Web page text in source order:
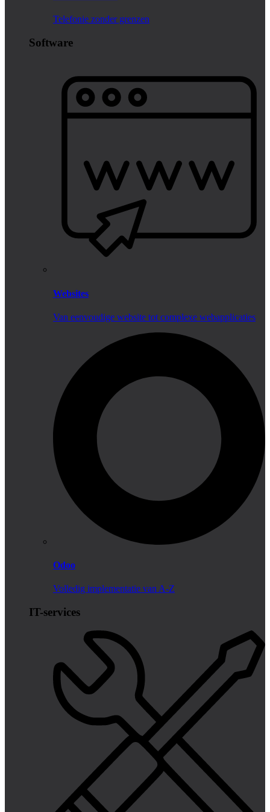
Telefonie zonder grenzen
Software
Websites
Van eenvoudige website tot complexe webapplicaties
Odoo
Volledig implementatie van A-Z
IT-services